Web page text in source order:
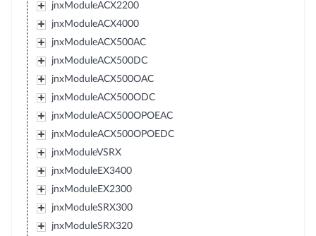
jnxModuleACX2200
jnxModuleACX4000
jnxModuleACX500AC
jnxModuleACX500DC
jnxModuleACX500OAC
jnxModuleACX500ODC
jnxModuleACX500OPOEAC
jnxModuleACX500OPOEDC
jnxModuleVSRX
jnxModuleEX3400
jnxModuleEX2300
jnxModuleSRX300
jnxModuleSRX320